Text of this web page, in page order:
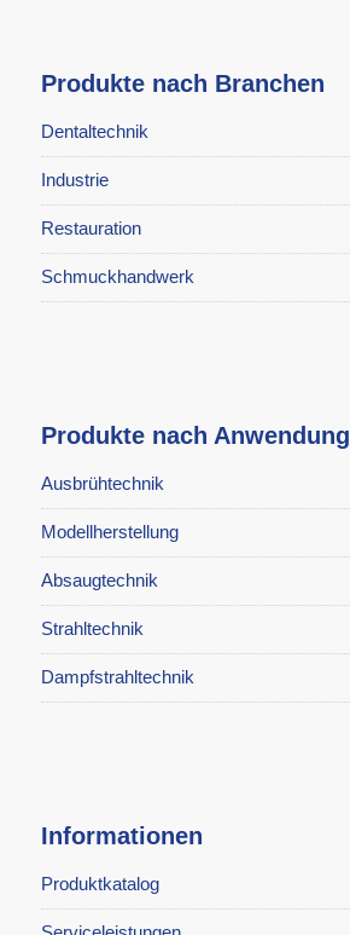
Produkte nach Branchen
Dentaltechnik
Industrie
Restauration
Schmuckhandwerk
Produkte nach Anwendung
Ausbrühtechnik
Modellherstellung
Absaugtechnik
Strahltechnik
Dampfstrahltechnik
Informationen
Produktkatalog